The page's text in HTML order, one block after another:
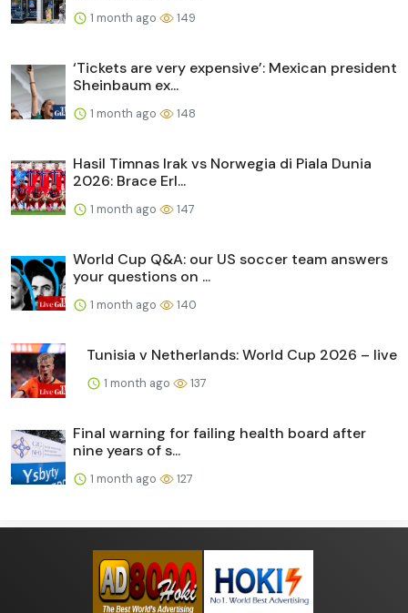
1 month ago 149
‘Tickets are very expensive’: Mexican president
Sheinbaum ex...
1 month ago 148
Hasil Timnas Irak vs Norwegia di Piala Dunia
2026: Brace Erl...
1 month ago 147
World Cup Q&A: our US soccer team answers
your questions on ...
1 month ago 140
Tunisia v Netherlands: World Cup 2026 – live
1 month ago 137
Final warning for failing health board after
nine years of s...
1 month ago 127